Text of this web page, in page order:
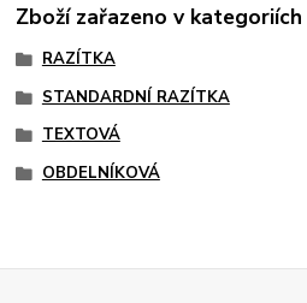
Zboží zařazeno v kategoriích
RAZÍTKA
STANDARDNÍ RAZÍTKA
TEXTOVÁ
OBDELNÍKOVÁ